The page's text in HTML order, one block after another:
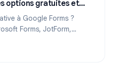
options gratuites et
à Google Forms ?
Forms, JotForm,
pour vos besoins.
à Google Forms en 2026